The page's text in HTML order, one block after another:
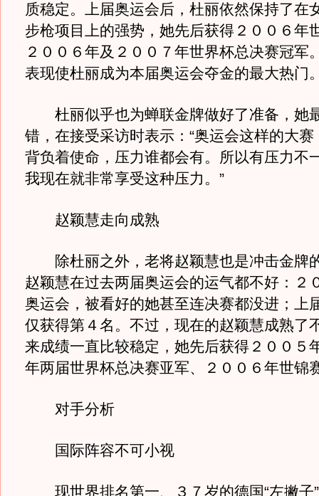
质稳定。上届奥运会后，杜丽依然保持了在
步枪项目上的强势，她先后获得２００６年
２００６年及２００７年世界杯总决赛冠军
表现使杜丽成为本届奥运会夺金的最大热门
杜丽似乎也为蝉联金牌做好了准备，她
错，在接受采访时表示：“奥运会这样的大
背负着使命，压力谁都会有。所以有压力不
我现在就非常享受这种压力。”
赵颖慧走向成熟
除杜丽之外，老将赵颖慧也是冲击金牌
赵颖慧在过去两届奥运会的运气都不好：２
奥运会，被看好的她甚至连决赛都没进；上
仅获得第４名。不过，现在的赵颖慧成熟了
来成绩一直比较稳定，她先后获得２００５
年两届世界杯总决赛亚军、２００６年世锦
对手分析
国际阵容不可小视
现世界排名第一、３７岁的德国“左撇子